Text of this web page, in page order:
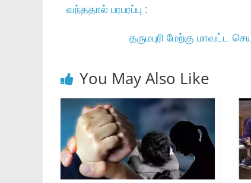
வந்ததால் பரபரப்பு :
தருமபுரி மேற்கு மாவட்ட
You May Also Like